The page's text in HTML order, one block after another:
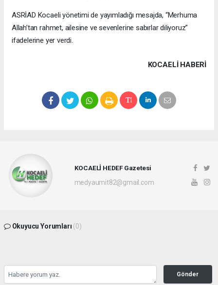
ASRİAD Kocaeli yönetimi de yayımladığı mesajda, “Merhuma
Allah’tan rahmet, ailesine ve sevenlerine sabırlar diliyoruz”
ifadelerine yer verdi.
KOCAELI HABERİ
KOCAELİ HEDEF Gazetesi
medyaumit82@gmail.com
Okuyucu Yorumları (0)
Gönder